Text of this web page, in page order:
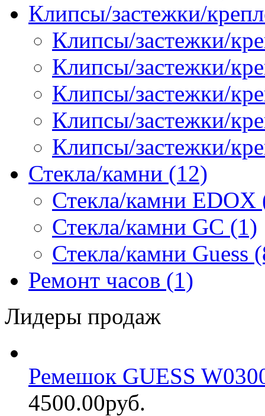
Клипсы/застежки/
Клипсы/застежки/
Клипсы/застежки/
Клипсы/застежки/
Клипсы/застежки/
Клипсы/застежки/
Стекла/камни (12)
Стекла/камни EDOX
Стекла/камни GC (1)
Стекла/камни Guess
Ремонт часов (1)
Лидеры продаж
Ремешок GUESS
4500.00руб.